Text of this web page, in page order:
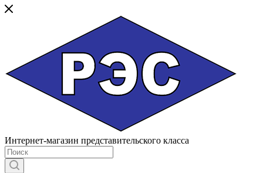
Интернет-магазин представительского класса